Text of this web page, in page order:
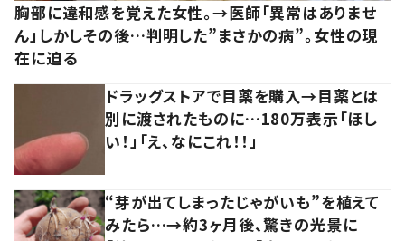
胸部に違和感を覚えた女性。→医師「異常はありませ
ん」しかしその後…判明した”まさかの病”。女性の現
在に迫る
ドラッグストアで目薬を購入→目薬とは
別に渡されたものに…180万表示「ほし
い！」「え、なにこれ！！」
“芽が出てしまったじゃがいも”を植えて
みたら…→約3ヶ月後、驚きの光景に